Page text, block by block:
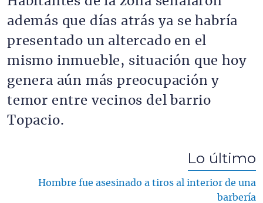
además que días atrás ya se habría
presentado un altercado en el
mismo inmueble, situación que hoy
genera aún más preocupación y
temor entre vecinos del barrio
Topacio.
Lo último
Hombre fue asesinado a tiros al interior de una
barbería